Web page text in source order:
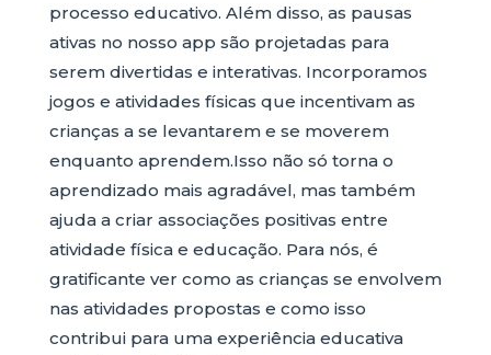
processo educativo. Além disso, as pausas
ativas no nosso app são projetadas para
serem divertidas e interativas. Incorporamos
jogos e atividades físicas que incentivam as
crianças a se levantarem e se moverem
enquanto aprendem.Isso não só torna o
aprendizado mais agradável, mas também
ajuda a criar associações positivas entre
atividade física e educação. Para nós, é
gratificante ver como as crianças se envolvem
nas atividades propostas e como isso
contribui para uma experiência educativa